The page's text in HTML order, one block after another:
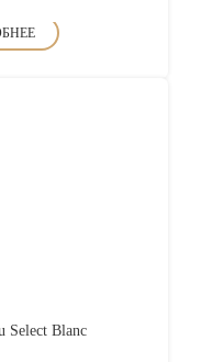
Select Blanc